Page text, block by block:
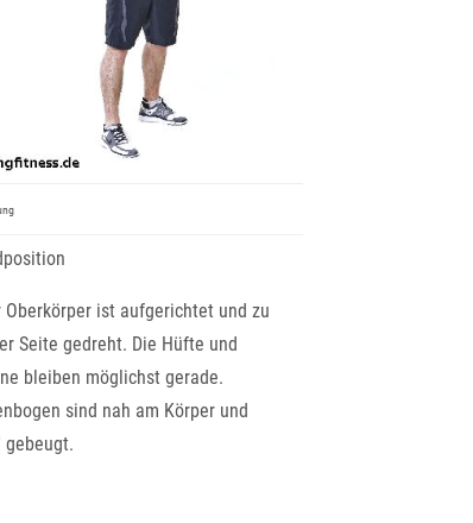
Oberkörper ist aufgerichtet und zu
Seite gedreht. Die Hüfte und
bleiben möglichst gerade.
sind nah am Körper und
gebeugt.